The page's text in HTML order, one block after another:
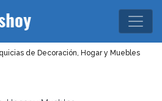
de Decoración, Hogar y Muebles